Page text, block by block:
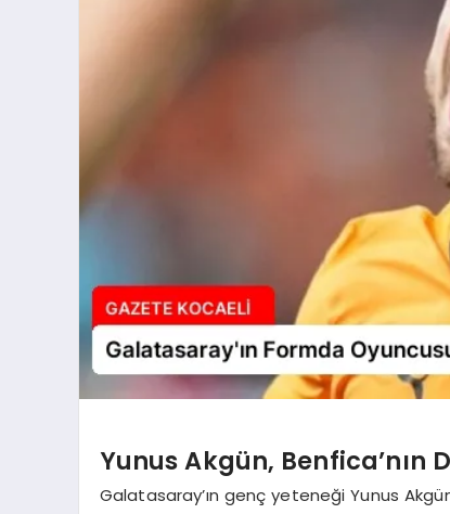
Yunus Akgün, Benfica’nın
Galatasaray’ın genç yeteneği Yunus